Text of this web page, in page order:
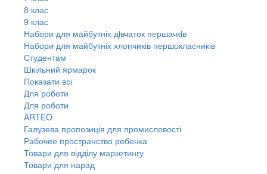
8 клас
9 клас
Набори для майбутніх дiвчаток першачкiв
Набори для майбутніх хлопчиків першокласників
Студентам
Шкільний ярмарок
Показати всі
Для роботи
Для роботи
ARTEO
Галузева пропозиція для промисловості
Рабочее пространство ребенка
Товари для відділу маркетингу
Товари для нарад